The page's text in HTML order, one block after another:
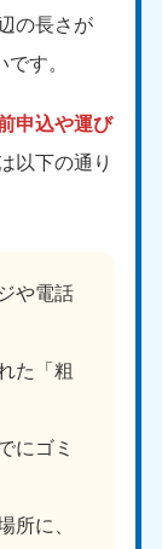
の長さが
す。
申込や運び
以下の通り
や電話
た「粗
にゴミ
所に、
県
5254
年中無休
府
5252
年中無休